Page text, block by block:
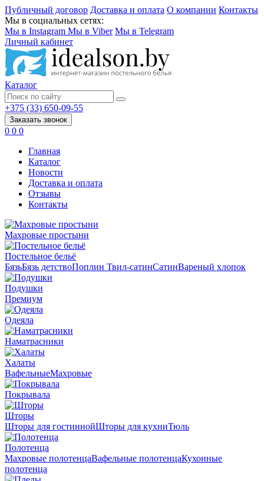
Публичный договор Доставка и оплата О компании Контакты
Мы в социальных сетях:
Мы в Instagram Мы в Viber Мы в Telegram
Личный кабинет
Каталог
+375 (33) 650-09-55
Заказать звонок
0 0 0
Главная
Каталог
Новости
Доставка и оплата
Отзывы
Контакты
Махровые простыни
Постельное бельё
БязьБязь детствоПоплин Твил-сатинСатинВареный хлопок
Подушки
Премиум
Одеяла
Наматрасники
Халаты
ВафельныеМахровые
Покрывала
Шторы
Шторы для гостиннойШторы для кухниТюль
Полотенца
Махровые полотенцаВафельные полотенцаКухонные
полотенца